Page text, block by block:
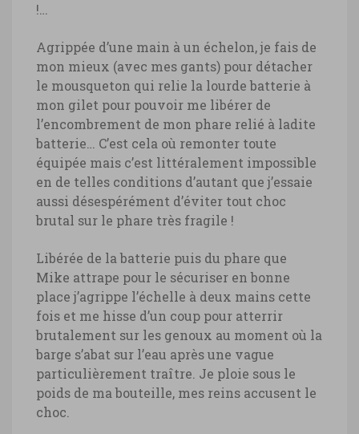
!…
Agrippée d’une main à un échelon, je fais de
mon mieux (avec mes gants) pour détacher
le mousqueton qui relie la lourde batterie à
mon gilet pour pouvoir me libérer de
l’encombrement de mon phare relié à ladite
batterie… C’est cela où remonter toute
équipée mais c’est littéralement impossible
en de telles conditions d’autant que j’essaie
aussi désespérément d’éviter tout choc
brutal sur le phare très fragile !
Libérée de la batterie puis du phare que
Mike attrape pour le sécuriser en bonne
place j’agrippe l’échelle à deux mains cette
fois et me hisse d’un coup pour atterrir
brutalement sur les genoux au moment où la
barge s’abat sur l’eau après une vague
particulièrement traître. Je ploie sous le
poids de ma bouteille, mes reins accusent le
choc.